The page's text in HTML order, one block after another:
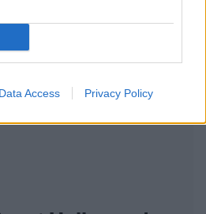
Data Access Privacy Policy